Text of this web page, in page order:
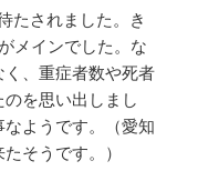
たされました。き
メインでした。な
、重症者数や死者
を思い出しまし
ようです。（愛知
そうです。）